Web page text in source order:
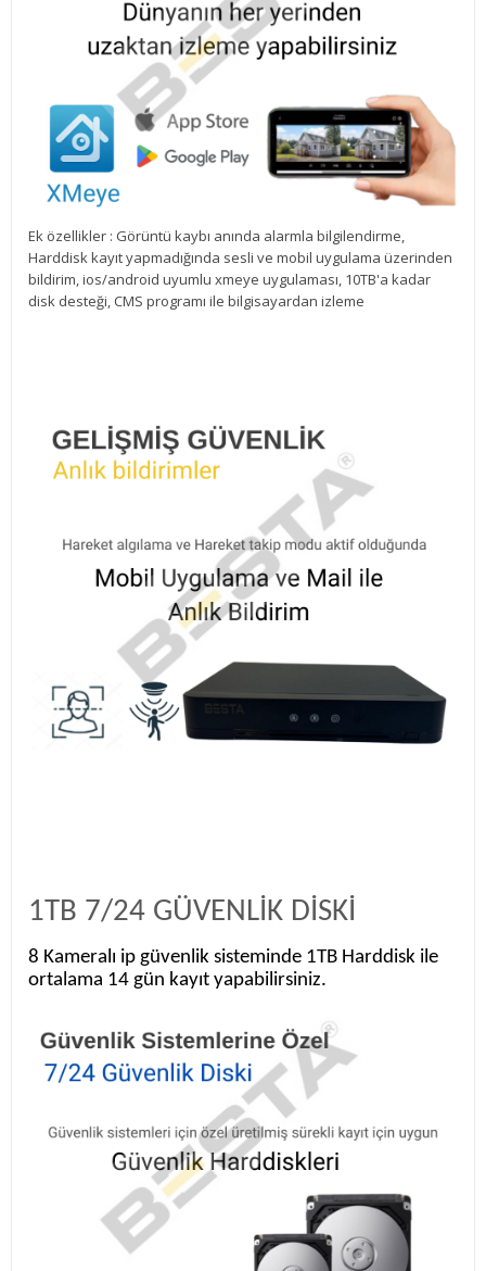
Ek özellikler : Görüntü kaybı anında alarmla bilgilendirme,
Harddisk kayıt yapmadığında sesli ve mobil uygulama üzerinden
bildirim, ios/android uyumlu xmeye uygulaması, 10TB'a kadar
disk desteği, CMS programı ile bilgisayardan izleme
1TB 7/24 GÜVENLİK DİSKİ
8 Kameralı ip güvenlik sisteminde 1TB Harddisk ile
ortalama 14 gün kayıt yapabilirsiniz.